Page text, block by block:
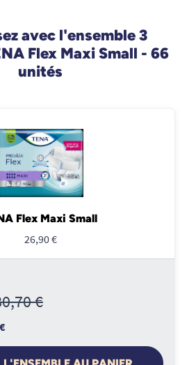
avec l'ensemble 3
Flex Maxi Small - 66
unités
Flex Maxi Small
26,90 €
€